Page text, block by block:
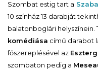
Szombat estig tart a
10 színház 13 darabját
balatonboglári
komédiása című darabot
főszereplésével az
szombaton pedig a